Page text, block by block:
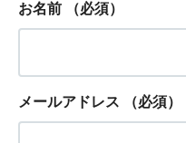
お名前 （必須）
メールアドレス （必須）